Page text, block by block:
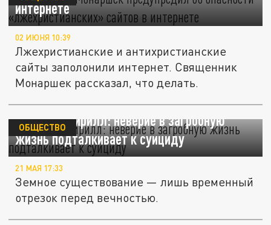
интернете
02 ИЮНЯ 10:39
Лжехристианские и антихристианские
сайты заполонили интернет. Священник
Монаршек рассказал, что делать.
Патриарх Кирилл: неверие в загробную
жизнь подталкивает к суициду
ОБЩЕСТВО
21 МАЯ 17:33
Земное существование — лишь временный
отрезок перед вечностью.